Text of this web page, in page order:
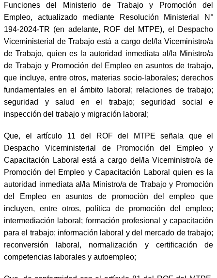
Funciones del Ministerio de Trabajo y Promoción del
Empleo, actualizado mediante Resolución Ministerial N°
194-2024-TR (en adelante, ROF del MTPE), el Despacho
Viceministerial de Trabajo está a cargo del/la Viceministro/a
de Trabajo, quien es la autoridad inmediata al/la Ministro/a
de Trabajo y Promoción del Empleo en asuntos de trabajo,
que incluye, entre otros, materias socio-laborales; derechos
fundamentales en el ámbito laboral; relaciones de trabajo;
seguridad y salud en el trabajo; seguridad social e
inspección del trabajo y migración laboral;
Que, el artículo 11 del ROF del MTPE señala que el
Despacho Viceministerial de Promoción del Empleo y
Capacitación Laboral está a cargo del/la Viceministro/a de
Promoción del Empleo y Capacitación Laboral quien es la
autoridad inmediata al/la Ministro/a de Trabajo y Promoción
del Empleo en asuntos de promoción del empleo que
incluyen, entre otros, política de promoción del empleo;
intermediación laboral; formación profesional y capacitación
para el trabajo; información laboral y del mercado de trabajo;
reconversión laboral, normalización y certificación de
competencias laborales y autoempleo;